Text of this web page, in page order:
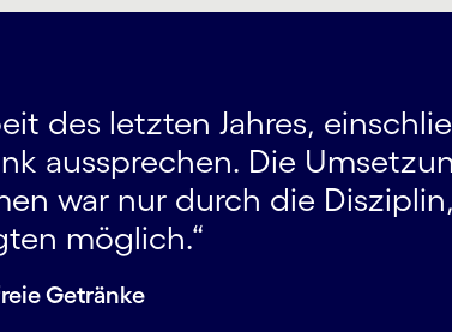
des letzten Jahres,
aussprechen. Die
war nur durch die
möglich.“
Getränke